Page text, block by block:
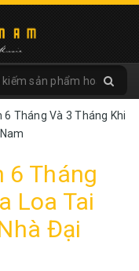
6 Tháng Và 3 Tháng Khi
6 Tháng
Loa Tai
Đại